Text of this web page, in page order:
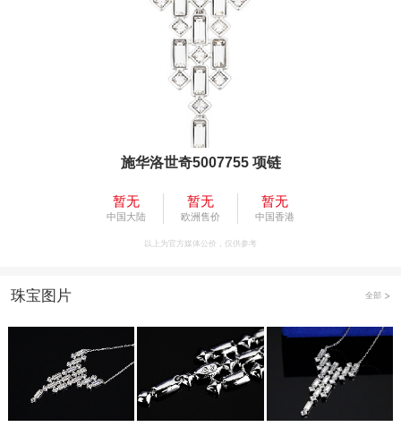
施华洛世奇5007755 项链
暂无
中国大陆
暂无
欧洲售价
暂无
中国香港
以上为官方媒体公价，仅供参考
珠宝图片 全部